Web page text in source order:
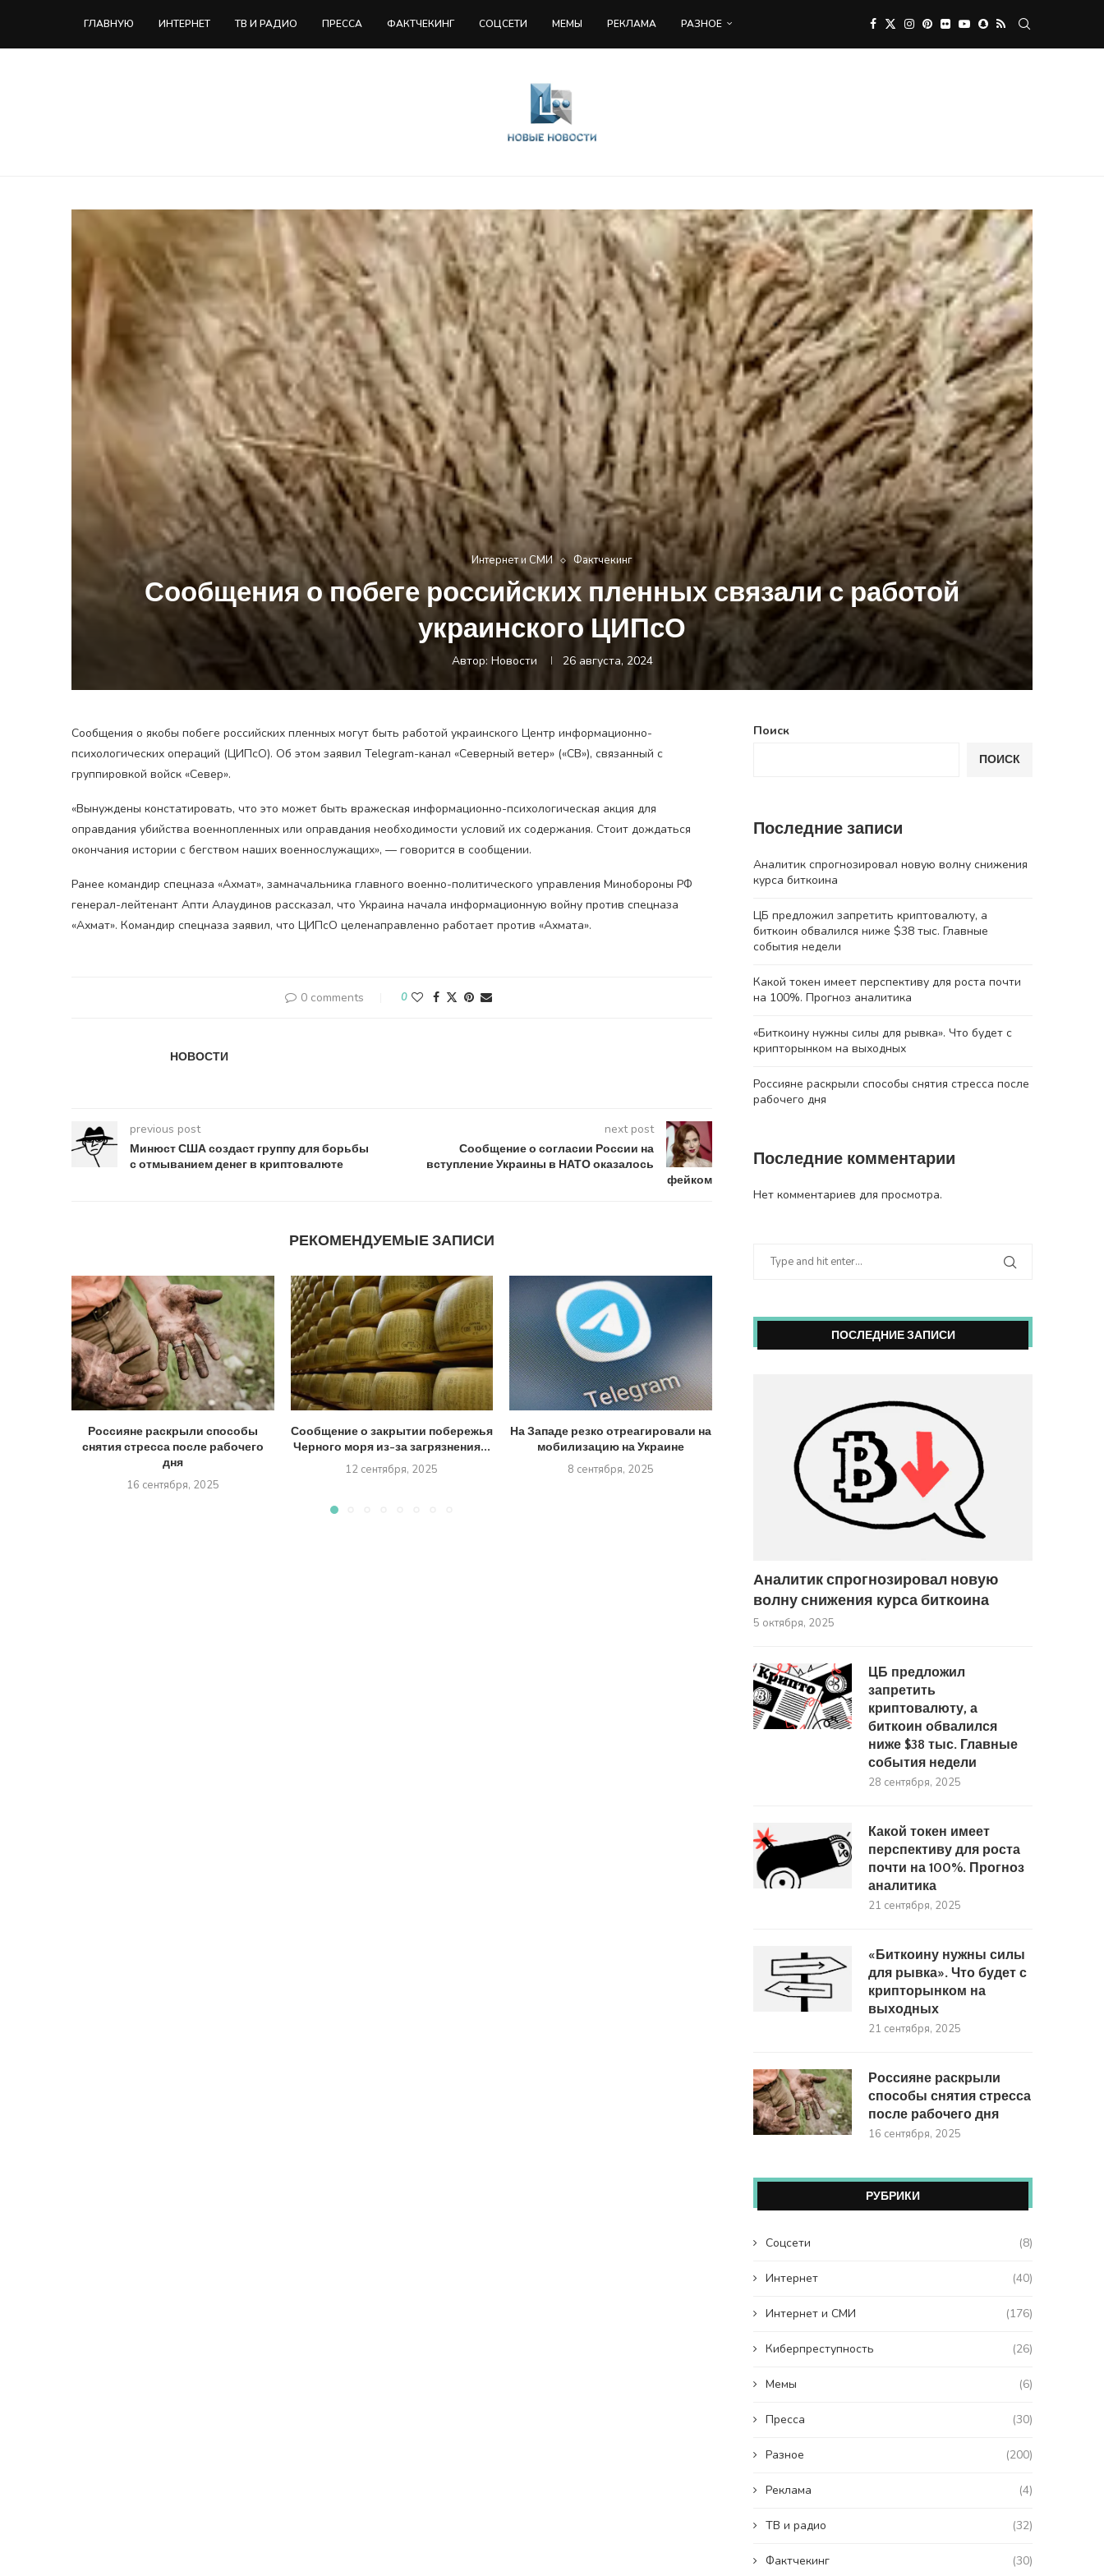
ГЛАВНУЮ ИНТЕРНЕТ ТВ И РАДИО ПРЕССА ФАКТЧЕКИНГ COЦСЕТИ МЕМЫ РЕКЛАМА РАЗНОЕ
Интернет и СМИ Фактчекинг
Сообщения о побеге российских пленных связали с работой
украинского ЦИПсО
Автор: Новости 26 августа, 2024
Сообщения о якобы побеге российских пленных могут быть работой украинского Центр информационно-
психологических операций (ЦИПсО). Об этом заявил Telegram-канал «Северный ветер» («СВ»), связанный с
группировкой войск «Север».
«Вынуждены констатировать, что это может быть вражеская информационно-психологическая акция для
оправдания убийства военнопленных или оправдания необходимости условий их содержания. Стоит дождаться
окончания истории с бегством наших военнослужащих», — говорится в сообщении.
Ранее командир спецназа «Ахмат», замначальника главного военно-политического управления Минобороны РФ
генерал-лейтенант Апти Алаудинов рассказал, что Украина начала информационную войну против спецназа
«Ахмат». Командир спецназа заявил, что ЦИПсО целенаправленно работает против «Ахмата».
0 comments 0
НОВОСТИ
previous post
Минюст США создаст группу для борьбы
с отмыванием денег в криптовалюте
next post
Сообщение о согласии России на
вступление Украины в НАТО оказалось
фейком
РЕКОМЕНДУЕМЫЕ ЗАПИСИ
Россияне раскрыли способы
снятия стресса после рабочего
дня
16 сентября, 2025
Сообщение о закрытии побережья
Черного моря из-за загрязнения...
12 сентября, 2025
На Западе резко отреагировали на
мобилизацию на Украине
8 сентября, 2025
Рекламу девушки с бананом
сравнили с порно и...
31 августа, 2025
осторожнее с QR-
Поиск
ПОИСК
Последние записи
Аналитик спрогнозировал новую волну снижения
курса биткоина
ЦБ предложил запретить криптовалюту, а
биткоин обвалился ниже $38 тыс. Главные
события недели
Какой токен имеет перспективу для роста почти
на 100%. Прогноз аналитика
«Биткоину нужны силы для рывка». Что будет с
крипторынком на выходных
Россияне раскрыли способы снятия стресса после
рабочего дня
Последние комментарии
Нет комментариев для просмотра.
ПОСЛЕДНИЕ ЗАПИСИ
Аналитик спрогнозировал новую
волну снижения курса биткоина
5 октября, 2025
ЦБ предложил
запретить
криптовалюту, а
биткоин обвалился
ниже $38 тыс. Главные
события недели
28 сентября, 2025
Какой токен имеет
перспективу для роста
почти на 100%. Прогноз
аналитика
21 сентября, 2025
«Биткоину нужны силы
для рывка». Что будет с
крипторынком на
выходных
21 сентября, 2025
Россияне раскрыли
способы снятия стресса
после рабочего дня
16 сентября, 2025
РУБРИКИ
Coцсети (8)
Интернет (40)
Интернет и СМИ (176)
Киберпреступность (26)
Мемы (6)
Пресса (30)
Разное (200)
Реклама (4)
ТВ и радио (32)
Фактчекинг (30)